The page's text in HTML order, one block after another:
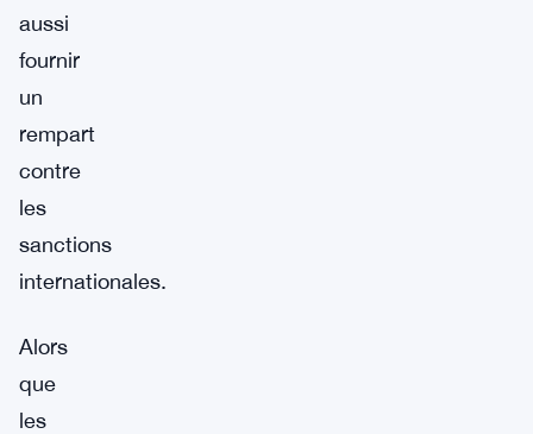
aussi
fournir
un
rempart
contre
les
sanctions
internationales.
Alors
que
les